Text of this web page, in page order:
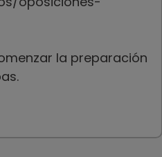
la preparación